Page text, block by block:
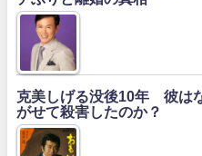
克美しげる没後10年 彼は
がせて殺害したのか？